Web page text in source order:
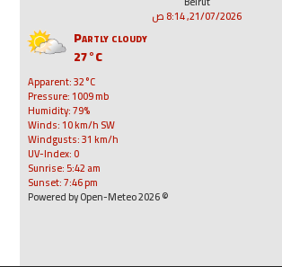
21/07/2026, 8:14 ص
Partly cloudy
27°C
Apparent: 32°C
Pressure: 1009 mb
Humidity: 79%
Winds: 10 km/h SW
Windgusts: 31 km/h
UV-Index: 0
Sunrise: 5:42 am
Sunset: 7:46 pm
© 2026 Powered by Open-Meteo